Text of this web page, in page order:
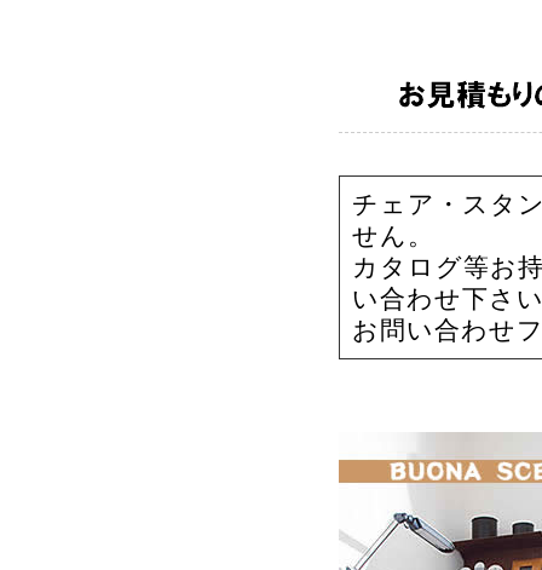
チェア・スタ
せん。
カタログ等お
い合わせ下さ
お問い合わせ